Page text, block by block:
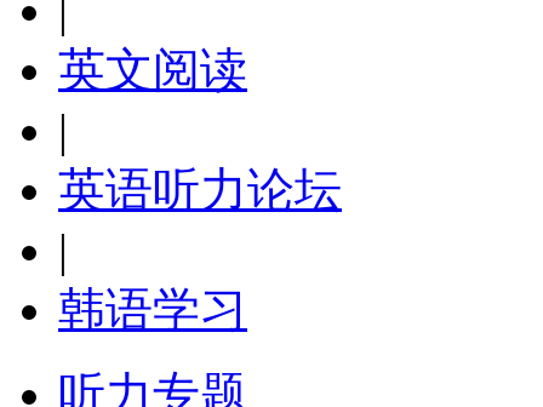
英文阅读
|
英语听力论坛
|
韩语学习
听力专题